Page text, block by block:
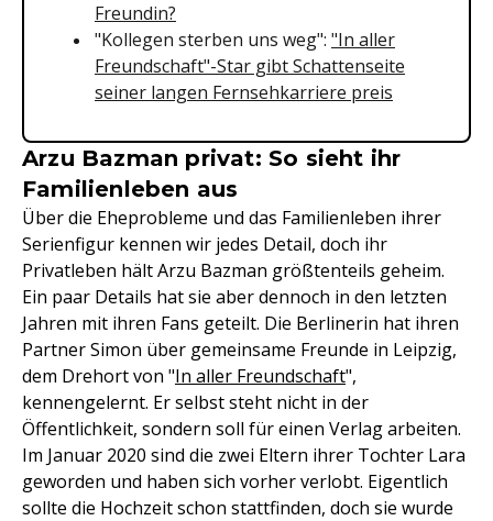
Freundin?
"Kollegen sterben uns weg": "In aller
Freundschaft"-Star gibt Schattenseite
seiner langen Fernsehkarriere preis
Arzu Bazman privat: So sieht ihr
Familienleben aus
Über die Eheprobleme und das Familienleben ihrer
Serienfigur kennen wir jedes Detail, doch ihr
Privatleben hält Arzu Bazman größtenteils geheim.
Ein paar Details hat sie aber dennoch in den letzten
Jahren mit ihren Fans geteilt. Die Berlinerin hat ihren
Partner Simon über gemeinsame Freunde in Leipzig,
dem Drehort von "In aller Freundschaft",
kennengelernt. Er selbst steht nicht in der
Öffentlichkeit, sondern soll für einen Verlag arbeiten.
Im Januar 2020 sind die zwei Eltern ihrer Tochter Lara
geworden und haben sich vorher verlobt. Eigentlich
sollte die Hochzeit schon stattfinden, doch sie wurde